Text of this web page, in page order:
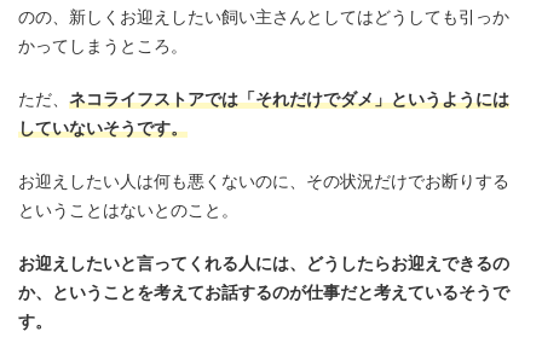
のの、新しくお迎えしたい飼い主さんとしてはどうしても引っか
かってしまうところ。
ただ、 ネコライフストアでは「それだけでダメ」というようには
していないそうです。
お迎えしたい人は何も悪くないのに、その状況だけでお断りする
ということはないとのこと。
お迎えしたいと言ってくれる人には、どうしたらお迎えできるの
か、ということを考えてお話するのが仕事だと考えているそうで
す。